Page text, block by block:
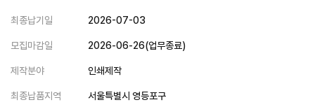
최종납기일 2026-07-03
모집마감일 2026-06-26(업무종료)
제작분야 인쇄제작
최종납품지역 서울특별시 영등포구